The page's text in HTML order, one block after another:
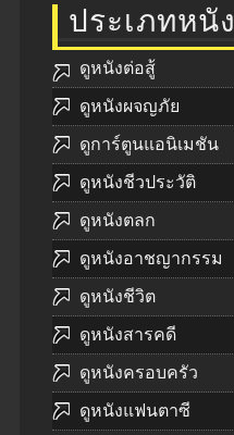
ประเภทหนัง
ดูหนังต่อสู้
ดูหนังผจญภัย
ดูการ์ตูนแอนิเมชัน
ดูหนังชีวประวัติ
ดูหนังตลก
ดูหนังอาชญากรรม
ดูหนังชีวิต
ดูหนังสารคดี
ดูหนังครอบครัว
ดูหนังแฟนตาซี